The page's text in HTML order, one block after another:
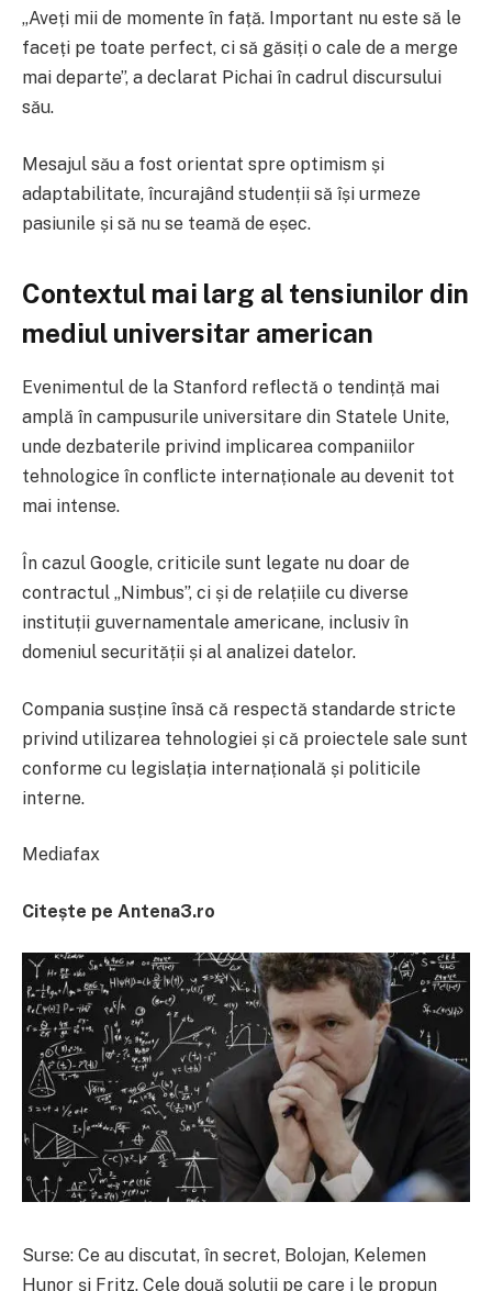
„Aveți mii de momente în față. Important nu este să le
faceți pe toate perfect, ci să găsiți o cale de a merge
mai departe”, a declarat Pichai în cadrul discursului
său.
Mesajul său a fost orientat spre optimism și
adaptabilitate, încurajând studenții să își urmeze
pasiunile și să nu se teamă de eșec.
Contextul mai larg al tensiunilor din
mediul universitar american
Evenimentul de la Stanford reflectă o tendință mai
amplă în campusurile universitare din Statele Unite,
unde dezbaterile privind implicarea companiilor
tehnologice în conflicte internaționale au devenit tot
mai intense.
În cazul Google, criticile sunt legate nu doar de
contractul „Nimbus”, ci și de relațiile cu diverse
instituții guvernamentale americane, inclusiv în
domeniul securității și al analizei datelor.
Compania susține însă că respectă standarde stricte
privind utilizarea tehnologiei și că proiectele sale sunt
conforme cu legislația internațională și politicile
interne.
Mediafax
Citește pe Antena3.ro
Surse: Ce au discutat, în secret, Bolojan, Kelemen
Hunor şi Fritz. Cele două soluţii pe care i le propun